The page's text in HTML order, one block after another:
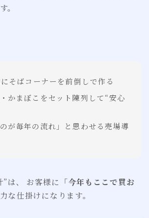
。
そばコーナーを前倒しで作る
かまぼこをセット陳列して“安心
のが毎年の流れ」と思わせる売場導
”は、 お客様に 「今年もここで買お
な仕掛けになります。